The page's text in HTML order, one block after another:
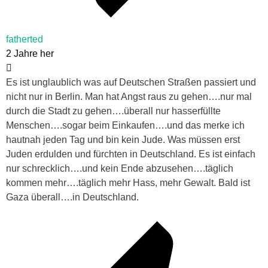
fatherted
2 Jahre her
Es ist unglaublich was auf Deutschen Straßen passiert und
nicht nur in Berlin. Man hat Angst raus zu gehen….nur mal
durch die Stadt zu gehen….überall nur hasserfüllte
Menschen….sogar beim Einkaufen….und das merke ich
hautnah jeden Tag und bin kein Jude. Was müssen erst
Juden erdulden und fürchten in Deutschland. Es ist einfach
nur schrecklich….und kein Ende abzusehen….täglich
kommen mehr….täglich mehr Hass, mehr Gewalt. Bald ist
Gaza überall….in Deutschland.